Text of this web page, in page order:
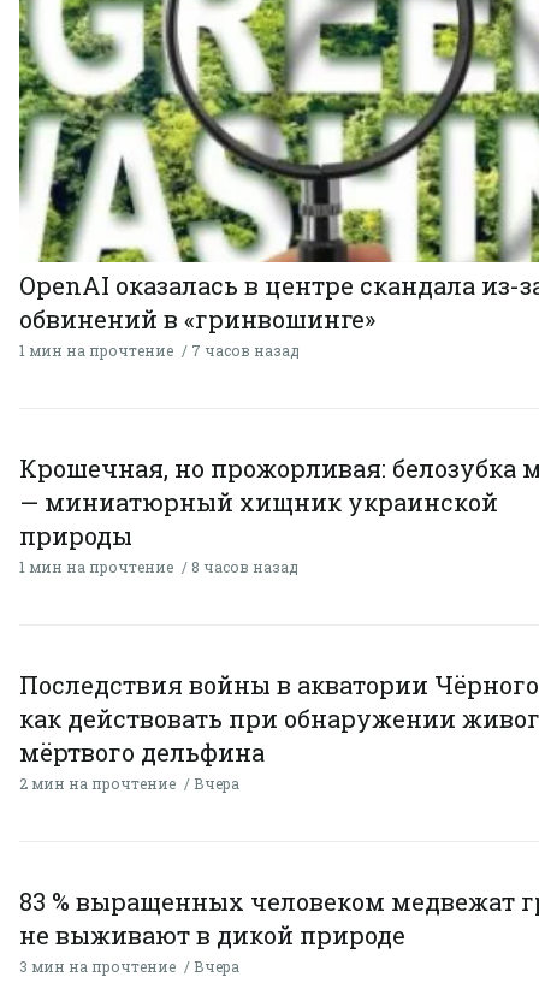
OpenAI оказалась в центре скандала из-
обвинений в «гринвошинге»
1 мин на прочтение 7 часов назад
Крошечная, но прожорливая: белозубка
— миниатюрный хищник украинской
природы
1 мин на прочтение 8 часов назад
Последствия войны в акватории
как действовать при обнаружении
мёртвого дельфина
2 мин на прочтение Вчера
83 % выращенных человеком медвежат
не выживают в дикой природе
3 мин на прочтение Вчера